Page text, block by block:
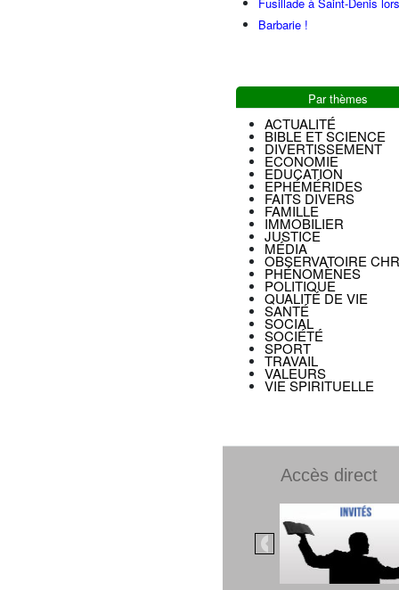
Barbarie !
Par thèmes
ACTUALITÉ
BIBLE ET SCIENCE
DIVERTISSEMENT
ECONOMIE
EDUCATION
EPHÉMÉRIDES
FAITS DIVERS
FAMILLE
IMMOBILIER
JUSTICE
MÉDIA
OBSERVATOIRE
PHÉNOMÈNES
POLITIQUE
QUALITÉ DE VIE
SANTÉ
SOCIAL
SOCIÉTÉ
SPORT
TRAVAIL
VALEURS
VIE SPIRITUELLE
Accès direct